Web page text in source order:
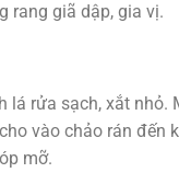
rang giã dập, gia vị.
lá rửa sạch, xắt nhỏ.
vào chảo rán đến
mỡ.